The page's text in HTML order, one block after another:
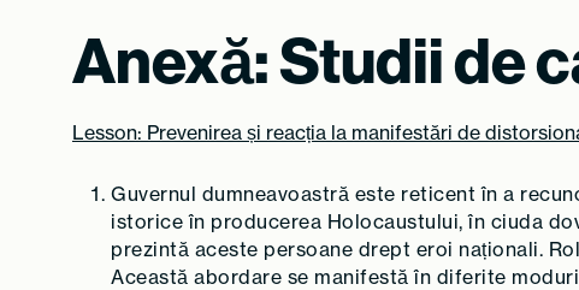
Anexă: Studii de
Lesson: Prevenirea și reacția la manifestări de
Guvernul dumneavoastră este reticent în a
istorice în producerea Holocaustului, în ciuda
prezintă aceste persoane drept eroi naționali.
Această abordare se manifestă în diferite